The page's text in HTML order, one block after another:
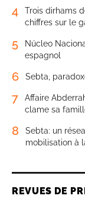
4
Trois dirhams
chiffres sur le
5
Núcleo
espagnol
6 Sebta,
7
Affaire
clame sa
8
Sebta: un
mobilisation à
REVUES DE